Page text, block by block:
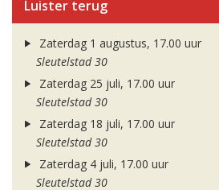
Luister terug
Zaterdag 1 augustus, 17.00 uur
Sleutelstad 30
Zaterdag 25 juli, 17.00 uur
Sleutelstad 30
Zaterdag 18 juli, 17.00 uur
Sleutelstad 30
Zaterdag 4 juli, 17.00 uur
Sleutelstad 30